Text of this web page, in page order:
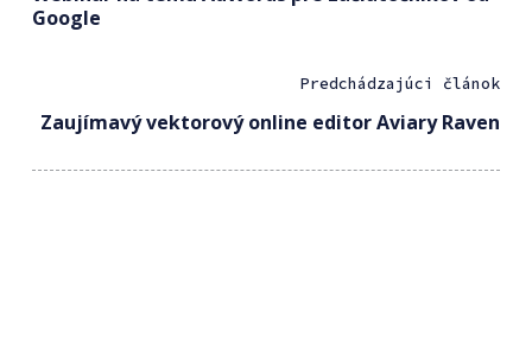
Google
Predchádzajúci článok
Zaujímavý vektorový online editor Aviary Raven